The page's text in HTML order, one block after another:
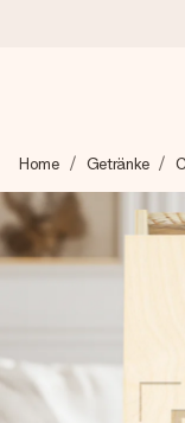
Wir bereiten dein
blitzschnell –
überreichen
4,8
Unsere
4,8 bei Google
die wir versenden).
Home Getränke